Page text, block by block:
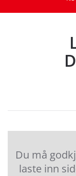
Du må
laste inn